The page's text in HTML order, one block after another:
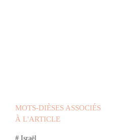
MOTS-DIÈSES ASSOCIÉS
À L'ARTICLE
# Israël